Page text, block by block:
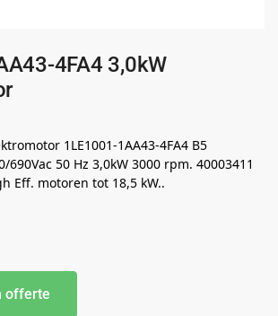
4FA4 3,0kW
1LE1001-1AA43-4FA4 B5
50 Hz 3,0kW 3000 rpm. 40003411
Eff. motoren tot 18,5 kW..
offerte